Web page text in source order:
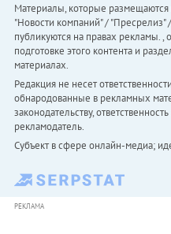
Материалы, которые размещаются
"Новости компаний" / "Пресрелиз"
публикуются на правах рекламы. ,
подготовке этого контента и
материалах.
Редакция не несет
обнародованные в рекламных
законодательству,
рекламодатель.
Субъект в сфере онлайн-медиа;
РЕКЛАМА